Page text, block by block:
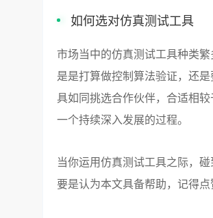
如何选对仿真测试工具
市场当中的仿真测试工具种类
是是打算做控制算法验证，还是
具如同挑选合作伙伴，合适相
一个持续深入发展的过程。
当你运用仿真测试工具之际，
要是认为本文具备帮助，记得